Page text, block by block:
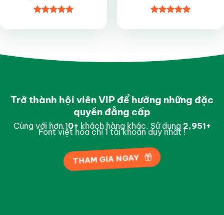
hạng4.95
hạng55
Trở thành hội viên VIP để hưởng những đặc
quyền đẳng cấp
Cùng với hơn 10+khách hàng khác. Sử dụng 2,996+
Font việt hóa chỉ 1 tài khoản duy nhất !
THAM GIA NGAY